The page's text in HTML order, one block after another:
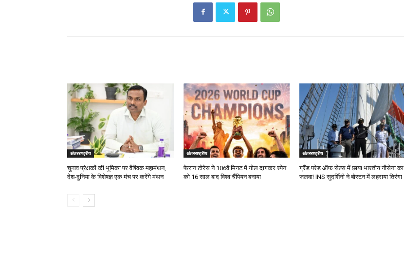
अंतरराष्ट्रीय
चुनाव प्रेक्षकों की भूमिका पर वैश्विक महामंथन,
देश-दुनिया के विशेषज्ञ एक मंच पर करेंगे मंथन
अंतरराष्ट्रीय
फेरान टोरेस ने 106वें मिनट में गोल दागकर स्पेन
को 16 साल बाद विश्व चैंपियन बनाया
अंतरराष्ट्रीय
ग्रैंड परेड ऑफ सेल्स में छाया भारतीय नौसेना का
जलवा! INS सुदर्शिनी ने बोस्टन में लहराया तिरंगा